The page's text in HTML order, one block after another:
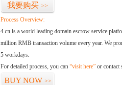
我要购买 >>
Process Overview:
4.cn is a world leading domain escrow service
million RMB transaction volume every year. We
5 workdays.
For detailed process, you can “visit here” or contact
BUY NOW >>